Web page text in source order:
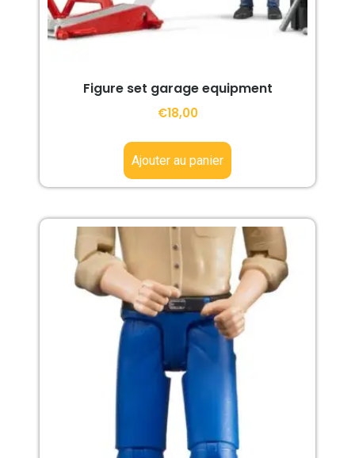
Figure set garage equipment
€18,00
Ajouter au panier